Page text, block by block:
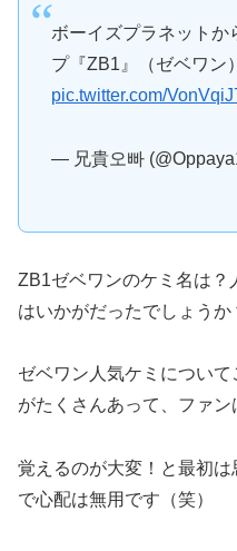
ボーイズプラネットか
プ『ZB1』（ゼベワ
pic.twitter.com/
— 兄貴오빠
ZB1ゼベワンのケミ名は？
はいかがだったでしょうか
ゼベワン人気ケミについて
がたくさんあって、ファン
覚えるのが大変！と最初
で心配は無用です（笑）